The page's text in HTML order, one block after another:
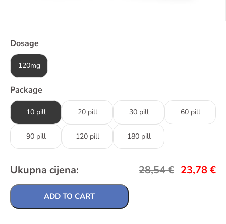
Dosage
120mg
Package
10 pill 20 pill 30 pill 60 pill
90 pill 120 pill 180 pill
Ukupna cijena: 28,54€ 23,78€
ADD TO CART